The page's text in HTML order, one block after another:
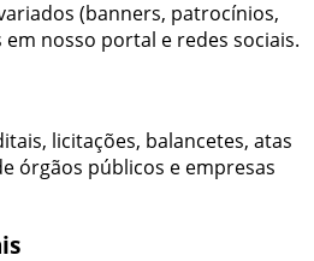
(banners, patrocínios,
nosso portal e redes sociais.
licitações, balancetes, atas
órgãos públicos e empresas